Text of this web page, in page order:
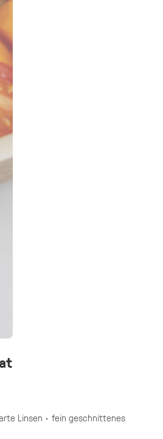
Linsen · fein geschnittenes
Mix
und Halloumi mit zwei Soßen ·
handgemacht, zum teilen.
€
MwSt.)
(20 Stück)
knusprige Halloumi Sticks im Fadenteig
vegetarisch
44,90 €
MwSt.)